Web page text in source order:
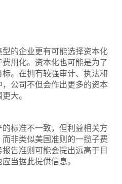
的企业更有可能选择资本化
用化。资本化也可能是为了
。在拥有较强审计、执法和
公司不但会作出更多的资本
大。
标准不一致，但利益相关方
非类似美国准则的一揽子费
告准则可能会提出远高于目
当据此提供信息。